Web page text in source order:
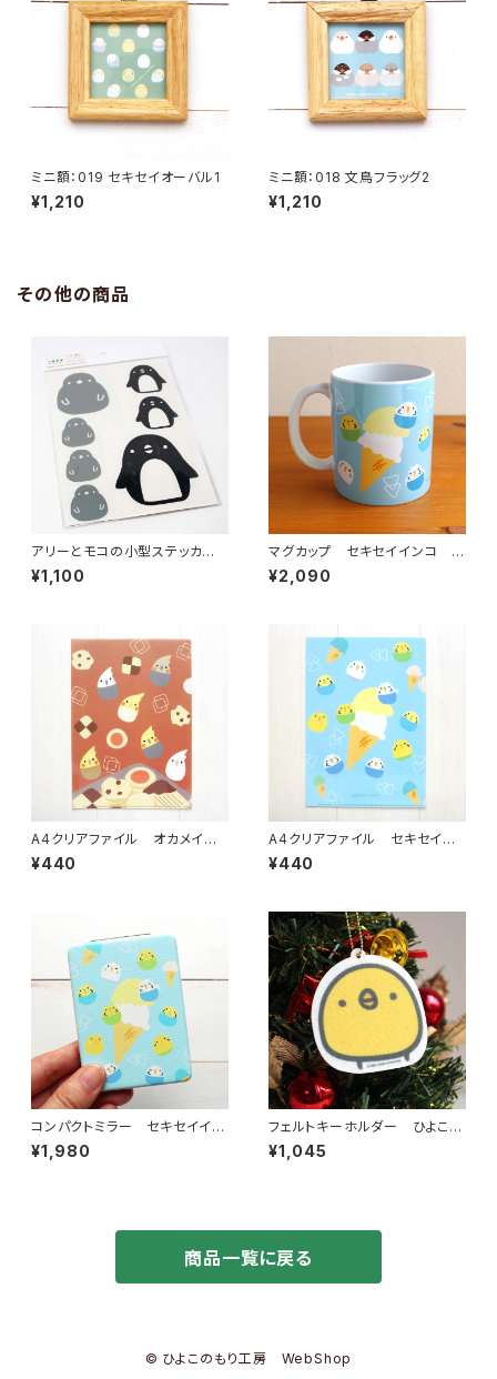
ミニ額：019 セキセイオーバル1
¥1,210
ミニ額：018 文鳥フラッグ2
¥1,210
その他の商品
アリーとモコの小型ステッカー
セット
¥1,100
マグカップ セキセイインコ ア
イス
¥2,090
A4クリアファイル オカメイン
コ クッキー
¥440
A4クリアファイル セキセイイ
ンコ アイス
¥440
コンパクトミラー セキセイイン
コ アイス
¥1,980
フェルトキーホルダー ひよこさ
ん
¥1,045
商品一覧に戻る
© ひよこのもり工房 WebShop